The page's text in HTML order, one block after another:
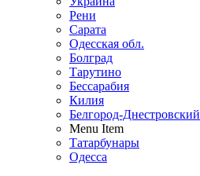
Рени
Сарата
Одесская обл.
Болград
Тарутино
Бессарабия
Килия
Белгород-Днестровский
Menu Item
Татарбунары
Одесса